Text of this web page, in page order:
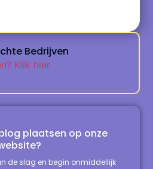
Bedrijven
Klik hier
plaatsen op onze
de slag en begin onmiddellijk